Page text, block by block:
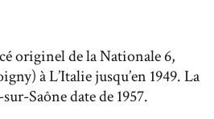
originel de la Nationale 6,
à L’Italie jusqu’en 1949. La
Saône date de 1957.